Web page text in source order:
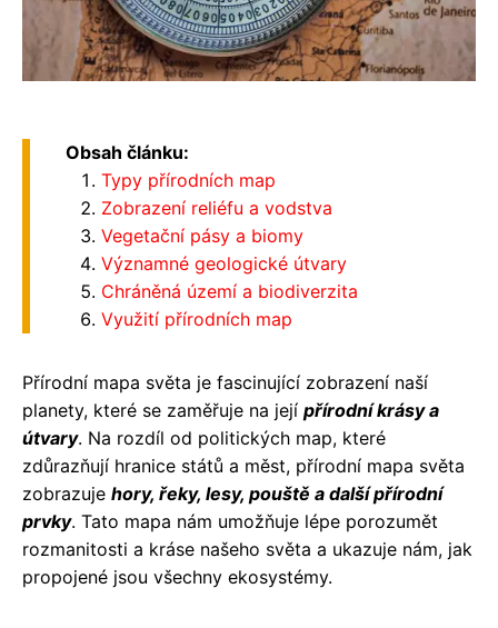
Obsah článku:
Typy přírodních map
Zobrazení reliéfu a vodstva
Vegetační pásy a biomy
Významné geologické útvary
Chráněná území a biodiverzita
Využití přírodních map
Přírodní mapa světa je fascinující zobrazení naší
planety, které se zaměřuje na její přírodní krásy a
útvary. Na rozdíl od politických map, které
zdůrazňují hranice států a měst, přírodní mapa světa
zobrazuje hory, řeky, lesy, pouště a další přírodní
prvky. Tato mapa nám umožňuje lépe porozumět
rozmanitosti a kráse našeho světa a ukazuje nám, jak
propojené jsou všechny ekosystémy.